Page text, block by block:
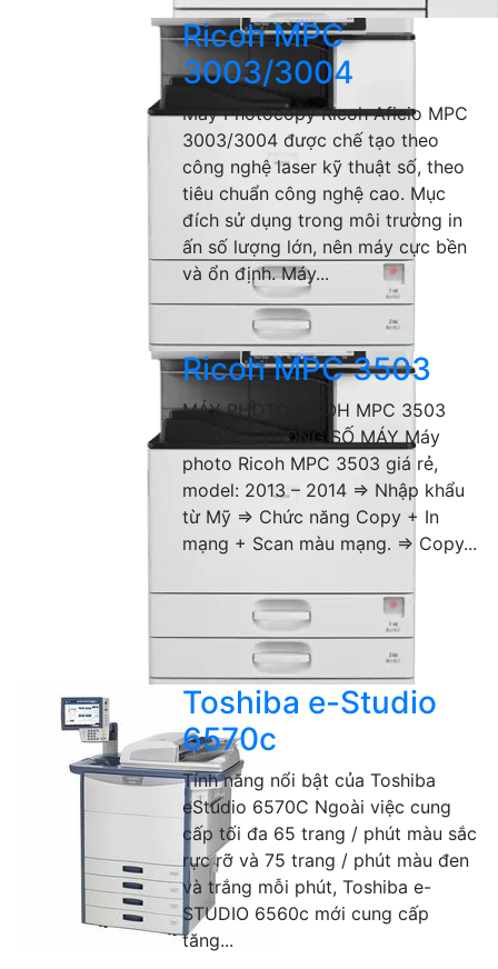
Ricoh MPC
3003/3004
Máy Photocopy Ricoh Aficio MPC
3003/3004 được chế tạo theo
công nghệ laser kỹ thuật số, theo
tiêu chuẩn công nghệ cao. Mục
đích sử dụng trong môi trường in
ấn số lượng lớn, nên máy cực bền
và ổn định. Máy...
Ricoh MPC 3503
MÁY PHOTO RICOH MPC 3503
GIÁ RẺ – THÔNG SỐ MÁY Máy
photo Ricoh MPC 3503 giá rẻ,
model: 2013 – 2014 => Nhập khẩu
từ Mỹ => Chức năng Copy + In
mạng + Scan màu mạng. => Copy...
Toshiba e-Studio
6570c
Tính năng nổi bật của Toshiba
eStudio 6570C Ngoài việc cung
cấp tối đa 65 trang / phút màu sắc
rực rỡ và 75 trang / phút màu đen
và trắng mỗi phút, Toshiba e-
STUDIO 6560c mới cung cấp
tăng...